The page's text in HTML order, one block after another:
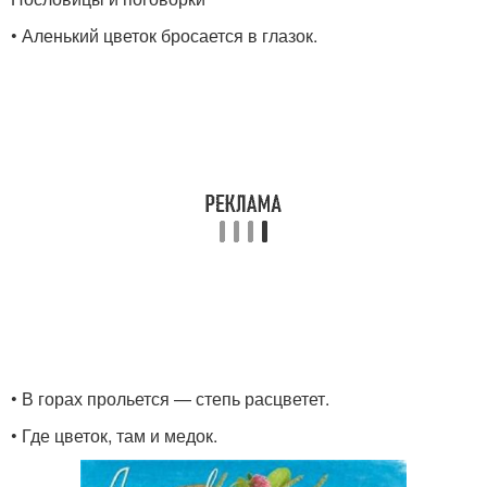
• Аленький цветок бросается в глазок.
• В горах прольется — степь расцветет.
• Где цветок, там и медок.